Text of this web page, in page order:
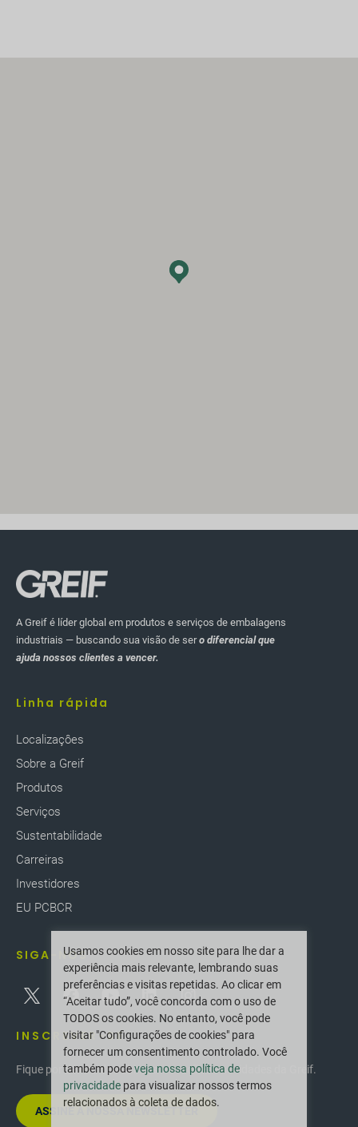
A Greif é líder global em produtos e serviços de embalagens
industriais — buscando sua visão de sero diferencial que
ajuda nossos clientes a vencer.
Linha rápida
Localizaçôes
Sobre a Greif
Produtos
Serviços
Sustentabilidade
Carreiras
Investidores
EU PCBCR
SIGA-NOS
INSCREVER-SE
Fique por dentro das últimas inovações e novidades da Greif.
ASSINE A NOSSA NEWSLETTER
Usamos cookies em nosso site para lhe dar a
experiência mais relevante, lembrando suas
preferências e visitas repetidas. Ao clicar em
“Aceitar tudo”, você concorda com o uso de
TODOS os cookies. No entanto, você pode
visitar "Configurações de cookies" para
fornecer um consentimento controlado. Você
também podeveja nossa política de
privacidade para visualizar nossos termos
relacionados à coleta de dados.